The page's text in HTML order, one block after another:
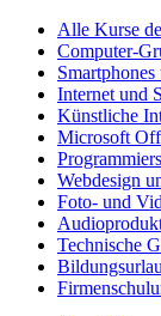
Alle Kurse
Computer-
Internet und
Künstliche
Microsoft
Webdesign
Foto- und
Technische